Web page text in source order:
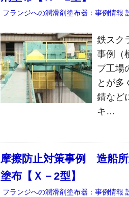
フランジへの潤滑剤塗布器：事例情報
鉄スク
事例（
プ工場
とが多
錆など
キ…
摩擦防止対策事例 造船
塗布【Ｘ－2型】
フランジへの潤滑剤塗布器：事例情報